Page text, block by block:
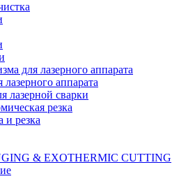
для лазерного аппарата
аппарата
лазерной сварки
резка
и резка
& EXOTHERMIC CUTTING